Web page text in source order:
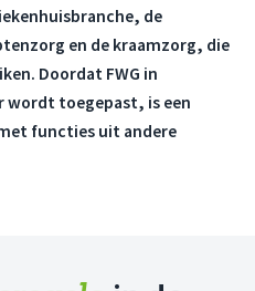
de
en de kraamzorg, die
Doordat FWG in
wordt toegepast, is een
functies uit andere